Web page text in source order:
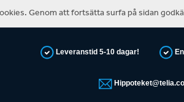
Leveranstid 5-10 dagar!
Genom att fortsätta surfa på sidan